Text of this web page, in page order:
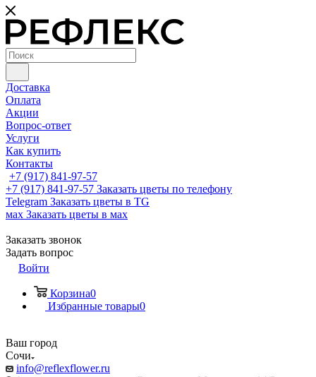
Доставка
Оплата
Акции
Вопрос-ответ
Услуги
Как купить
Контакты
+7 (917) 841-97-57
+7 (917) 841-97-57 Заказать цветы по телефону
Telegram Заказать цветы в TG
мах Заказать цветы в мах
Заказать звонок
Задать вопрос
Войти
Корзина0
Избранные товары0
Ваш город
Сочи
info@reflexflower.ru